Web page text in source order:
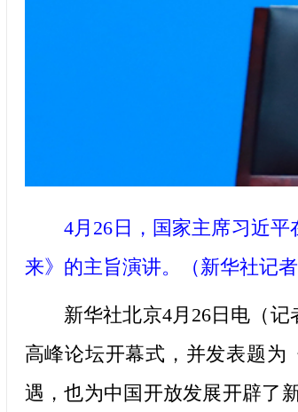
4月26日，国家主席习近平
来》的主旨演讲。（新华社记者
新华社北京4月26日电（记
高峰论坛开幕式，并发表题为
遇，也为中国开放发展开辟了